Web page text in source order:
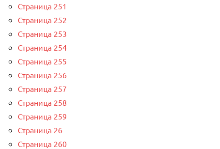
Страница 251
Страница 252
Страница 253
Страница 254
Страница 255
Страница 256
Страница 257
Страница 258
Страница 259
Страница 26
Страница 260